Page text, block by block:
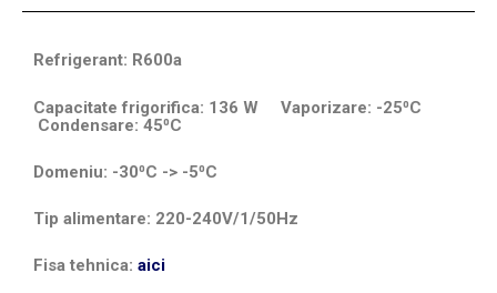
Refrigerant: R600a
Capacitate frigorifica: 136 W Vaporizare: -25⁰C
Condensare: 45⁰C
Domeniu: -30⁰C -> -5⁰C
Tip alimentare: 220-240V/1/50Hz
Fisa tehnica: aici